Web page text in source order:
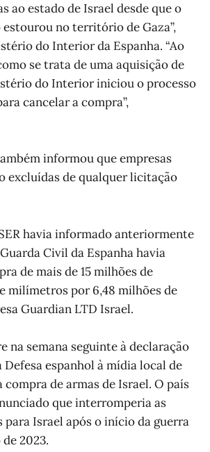
ao estado de Israel desde que o
no território de Gaza”,
do Interior da Espanha. “Ao
se trata de uma aquisição de
do Interior iniciou o processo
cancelar a compra”,
informou que empresas
excluídas de qualquer licitação
havia informado anteriormente
Civil da Espanha havia
de mais de 15 milhões de
milímetros por 6,48 milhões de
Guardian LTD Israel.
na semana seguinte à declaração
espanhol à mídia local de
compra de armas de Israel. O país
que interromperia as
para Israel após o início da guerra
2023.